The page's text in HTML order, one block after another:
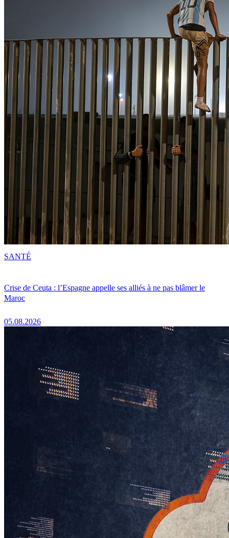
Crise de Ceuta : l’Espagne appelle ses alliés à ne pas blâmer le
Maroc
05.08.2026
SANTÉ